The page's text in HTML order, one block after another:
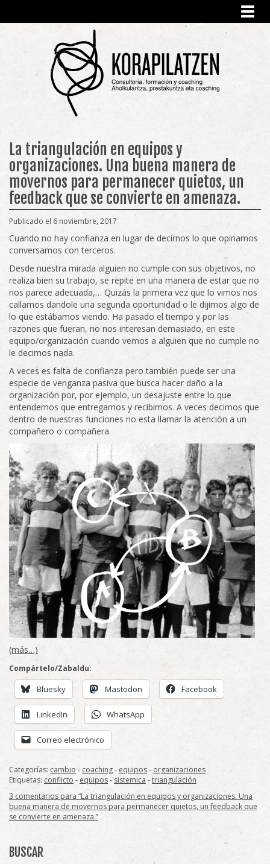
La triangulación en equipos y
organizaciones. Una buena manera de
movernos para permanecer quietos, un
feedback que se convierte en amenaza.
Publicado el 6 noviembre, 2017
Cuando no hay confianza en lugar de decirnos lo que opinamos
conversamos con terceros.
Desde nuestra mirada alguien no cumple con sus objetivos, no
realiza bien su trabajo, se repite en una manera de estar que no
nos parece adecuada,… Quizás la primera vez que lo vimos nos
callamos dandole una segunda oportunidad o le dijimos algo de
lo que estábamos viendo. Ha pasado el tiempo y por las
razones que fueran, no nos interesan demasiado, en este
equipo/organización cuando vemos a alguien que no cumple no
le decimos nada.
A veces es falta de confianza pero también puede ser una
especie de venganza pasiva que busca hacer daño a la
organización por, por ejemplo, un desajuste entre lo que
entendemos que entregamos y recibimos. A veces decimos que
dentro de nuestras funciones no esta llamar la atención a un
compañero o compañera.
(más…)
Compártelo/Zabaldu:
Bluesky Mastodon Facebook
LinkedIn WhatsApp
Correo electrónico
Categorías: cambio - coaching- equipos- organizaciones
Etiquetas: conflicto - equipos- sistemica -triangulación
3 comentarios para “La triangulación en equipos y organizaciones. Una
buena manera de movernos para permanecer quietos, un feedback que
se convierte en amenaza.”
BUSCAR